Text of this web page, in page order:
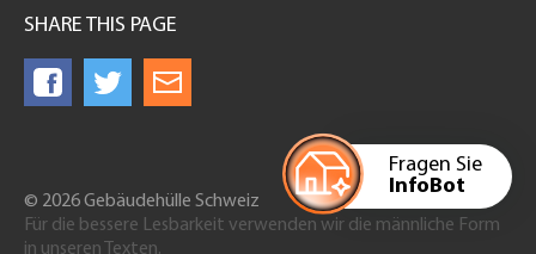
Fragen Sie
InfoBot
SHARE THIS PAGE
© 2026 Gebäudehülle Schweiz
Für die bessere Lesbarkeit verwenden wir die männliche Form
in unseren Texten.